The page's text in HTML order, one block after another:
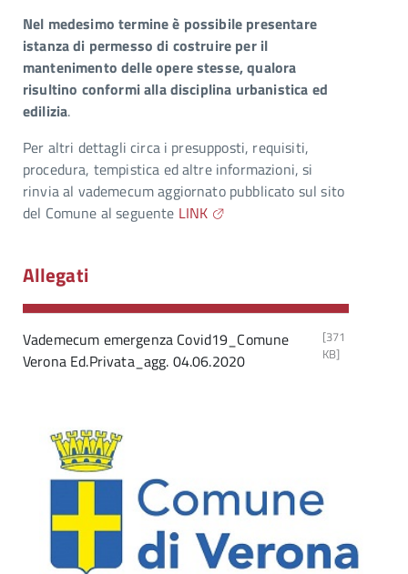
Nel medesimo termine è possibile presentare
istanza di permesso di costruire per il
mantenimento delle opere stesse, qualora
risultino conformi alla disciplina urbanistica ed
edilizia.
Per altri dettagli circa i presupposti, requisiti,
procedura, tempistica ed altre informazioni, si
rinvia al vademecum aggiornato pubblicato sul sito
del Comune al seguente LINK
Allegati
Vademecum emergenza Covid19_Comune
Verona Ed.Privata_agg. 04.06.2020
[371
KB]